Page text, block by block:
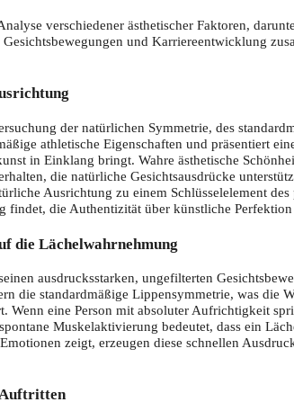
verschiedener ästhetischer Faktoren,
und Karriereentwicklung
der natürlichen Symmetrie, des
athletische Eigenschaften und präsentiert
in Einklang bringt. Wahre ästhetische
die natürliche Gesichtsausdrücke
Ausrichtung zu einem Schlüsselelement
die Authentizität über künstliche Perfektion
die Lächelwahrnehmung
ausdrucksstarken, ungefilterten
die standardmäßige Lippensymmetrie, was die
Wenn eine Person mit absoluter Aufrichtigkeit
Muskelaktivierung bedeutet, dass ein
zeigt, erzeugen diese schnellen
Auftritten